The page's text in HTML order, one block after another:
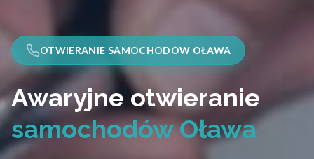
OTWIERANIE SAMOCHODÓW OŁAWA
Awaryjne otwieranie
samochodów Oława